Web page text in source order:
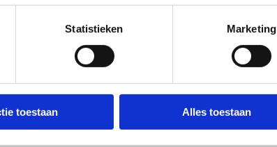
Statistieken Marketing
toestaan Alles toestaan